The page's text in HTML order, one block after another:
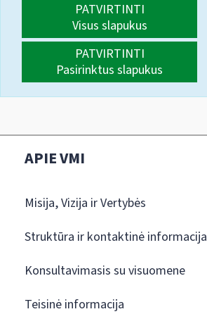
PATVIRTINTI
Visus slapukus
PATVIRTINTI
Pasirinktus slapukus
APIE VMI
Misija, Vizija ir Vertybės
Struktūra ir kontaktinė informacija
Konsultavimasis su visuomene
Teisinė informacija